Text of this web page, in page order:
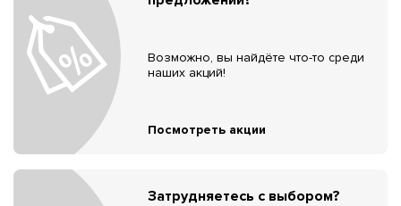
Возможно, вы найдёте что-то среди
наших акций!
Посмотреть акции
Затрудняетесь с выбором?